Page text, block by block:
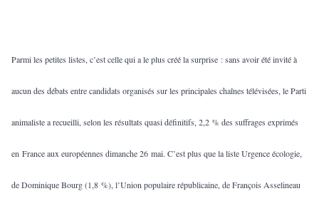
Parmi les petites listes, c’est celle qui a le plus créé la surprise : sans avoir été invité à
aucun des débats entre candidats organisés sur les principales chaînes télévisées, le Parti
animaliste a recueilli, selon les résultats quasi définitifs, 2,2 % des suffrages exprimés
en France aux européennes dimanche 26 mai. C’est plus que la liste Urgence écologie,
de Dominique Bourg (1,8 %), l’Union populaire républicaine, de François Asselineau